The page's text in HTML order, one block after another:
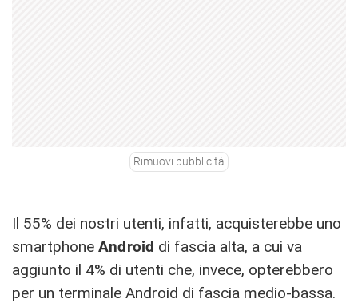
Rimuovi pubblicità
Il 55% dei nostri utenti, infatti, acquisterebbe uno
smartphone Android di fascia alta, a cui va
aggiunto il 4% di utenti che, invece, opterebbero
per un terminale Android di fascia medio-bassa.